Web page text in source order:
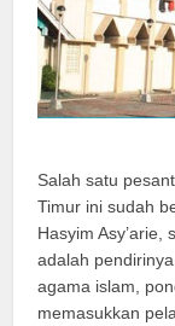
Salah satu
Timur ini sudah
Hasyim Asy’arie,
adalah
agama islam,
memasukkan